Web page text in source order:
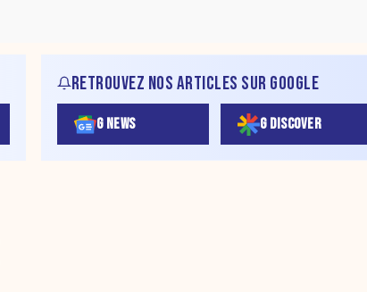
RETROUVEZ NOS ARTICLES SUR GOOGLE
G NEWS G DISCOVER